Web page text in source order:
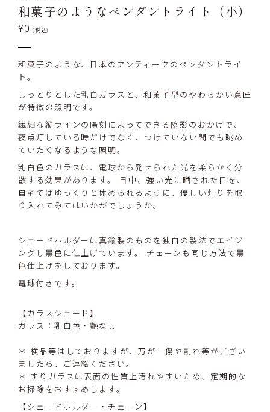
和菓子のようなペンダントライト（小）
¥0 (税込)
和菓子のような、日本のアンティークのペンダントライ
ト。
しっとりとした乳白ガラスと、和菓子型のやわらかい意匠
が特徴の照明です。
繊細な縦ラインの陽刻によってできる陰影のおかげで、
夜点灯している時だけでなく、つけていない間でも眺め
ていたくなるような照明。
乳白色のガラスは、電球から発せられた光を柔らかく分
散する効果があります。 日中、強い光に晒された目を、
自宅ではゆっくりと休められるように、優しい灯りを取
り入れてみてはいかがでしょうか。
シェードホルダーは真鍮製のものを独自の製法でエイジ
ングし黒色に仕上げています。 チェーンも同じ方法で黒
色仕上げをしております。
電球付きです。
【ガラスシェード】
ガラス：乳白色・艶なし
＊ 検品等はしておりますが、万が一傷や割れ等がござい
ましたら、ご連絡ください。
＊ すりガラスは表面の性質上汚れやすいため、定期的な
お掃除をおすすめします。
【シェードホルダー・チェーン】